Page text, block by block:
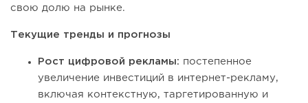
свою долю на рынке.
Текущие тренды и прогнозы
Рост цифровой рекламы: постепенное
увеличение инвестиций в интернет-рекламу,
включая контекстную, таргетированную и